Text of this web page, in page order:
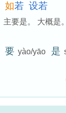
如若 设若
主要是。 大概是
要 yào/yāo 是